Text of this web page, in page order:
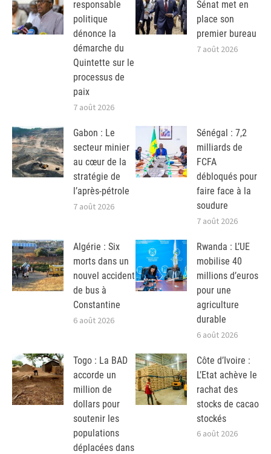
responsable
politique
dénonce la
démarche du
Quintette sur le
processus de
paix
7 août 2026
Sénat met en
place son
premier bureau
7 août 2026
Gabon : Le
secteur minier
au cœur de la
stratégie de
l’après-pétrole
7 août 2026
Sénégal : 7,2
milliards de
FCFA
débloqués pour
faire face à la
soudure
7 août 2026
Algérie : Six
morts dans un
nouvel accident
de bus à
Constantine
6 août 2026
Rwanda : L’UE
mobilise 40
millions d’euros
pour une
agriculture
durable
6 août 2026
Togo : La BAD
accorde un
million de
dollars pour
soutenir les
populations
déplacées dans
Côte d’Ivoire :
L’Etat achève le
rachat des
stocks de cacao
stockés
6 août 2026